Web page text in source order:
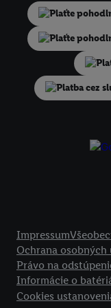
Impressum
Ochrana osobných
Právo na
Informácie o
Cookies
niekoľko koncových
Lidl, pomocou vašej
identifikátorov/
Prispôsobiť"
podmienkach
Kliknutím na možnosť
technológií.
vyššie uvedené
údajov a Vašom